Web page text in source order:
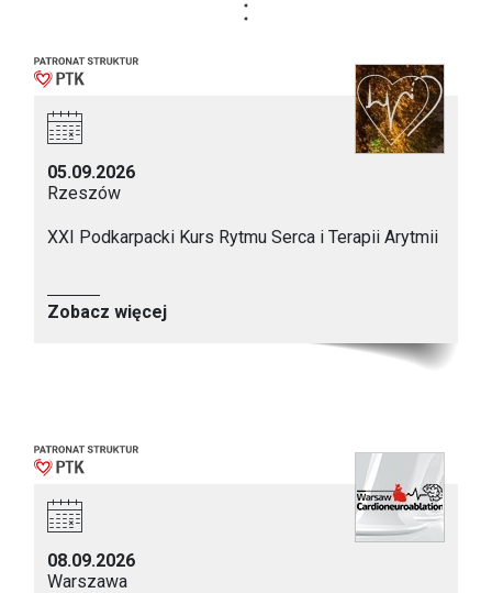
05.09.2026
Rzeszów
XXI Podkarpacki Kurs Rytmu Serca i Terapii Arytmii
Zobacz więcej
08.09.2026
Warszawa